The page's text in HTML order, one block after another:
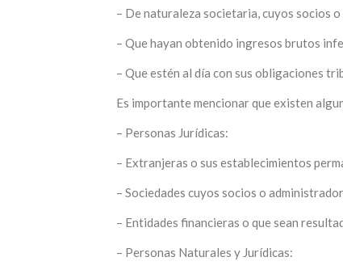
– De naturaleza societaria, cuyos socios
– Que hayan obtenido ingresos brutos
– Que estén al día con sus obligaciones
Es importante mencionar que existen
– Personas Jurídicas:
– Extranjeras o sus establecimientos
– Sociedades cuyos socios o
– Entidades financieras o que sean
– Personas Naturales y Jurídicas: